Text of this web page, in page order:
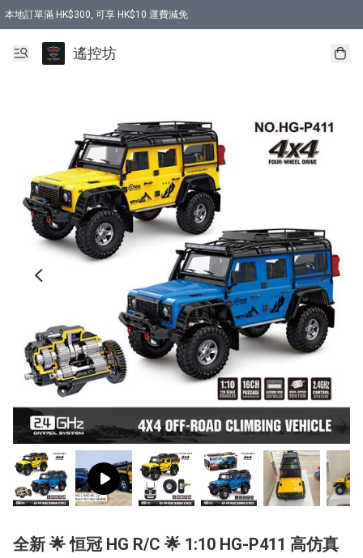
本地訂單滿 HK$300, 可享 HK$10 運費減免
購買 7.6V 6500mah 70C 電池 送 7.6V USB充電器
遙控坊
全新 🌟 恒冠 HG R/C 🌟 1:10 HG-P411 高仿真